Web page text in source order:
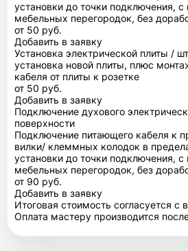
установки до точки подключения,
мебельных перегородок, без
от 50 руб.
Добавить в заявку
Установка электрической плиты /
установка новой плиты, плюс
кабеля от плиты к розетке
от 50 руб.
Добавить в заявку
Подключение духового
поверхности
Подключение питающего кабеля к
вилки/ клеммных колодок в
установки до точки подключения,
мебельных перегородок, без
от 90 руб.
Добавить в заявку
Итоговая стоимость согласуется с
Оплата мастеру производится